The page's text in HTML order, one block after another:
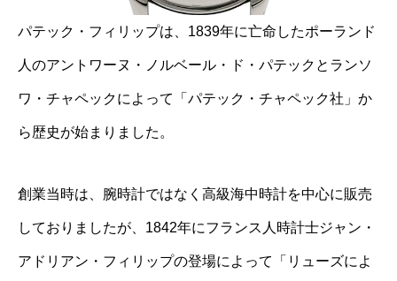
パテック・フィリップは、1839年に亡命したポーランド
人のアントワーヌ・ノルベール・ド・パテックとランソ
ワ・チャペックによって「パテック・チャペック社」か
ら歴史が始まりました。
創業当時は、腕時計ではなく高級海中時計を中心に販売
しておりましたが、1842年にフランス人時計士ジャン・
アドリアン・フィリップの登場によって「リューズによ